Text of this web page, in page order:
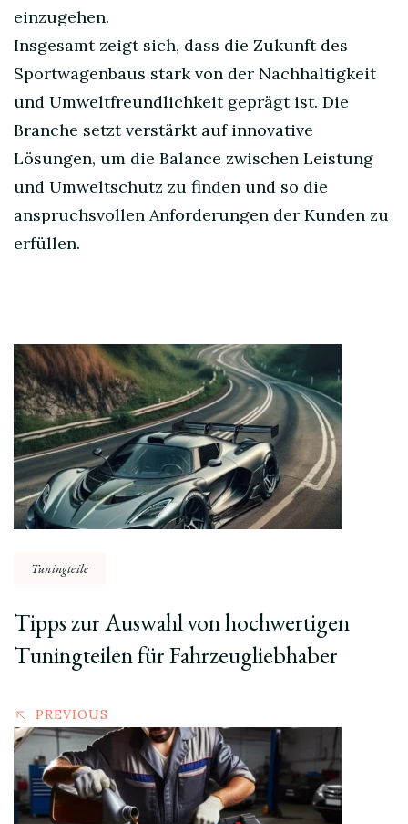
einzugehen.
Insgesamt zeigt sich, dass die Zukunft des
Sportwagenbaus stark von der Nachhaltigkeit
und Umweltfreundlichkeit geprägt ist. Die
Branche setzt verstärkt auf innovative
Lösungen, um die Balance zwischen Leistung
und Umweltschutz zu finden und so die
anspruchsvollen Anforderungen der Kunden zu
erfüllen.
Post
Navigation
Tuningteile
Tipps zur Auswahl von hochwertigen
Tuningteilen für Fahrzeugliebhaber
PREVIOUS